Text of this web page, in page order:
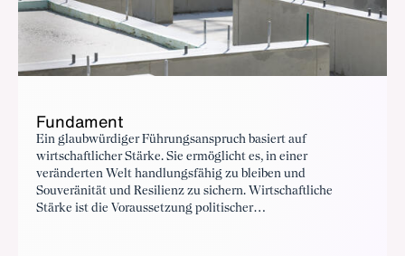
Fundament
Ein glaubwürdiger Führungsanspruch basiert auf
wirtschaftlicher Stärke. Sie ermöglicht es, in einer
veränderten Welt handlungsfähig zu bleiben und
Souveränität und Resilienz zu sichern. Wirtschaftliche
Stärke ist die Voraussetzung politischer